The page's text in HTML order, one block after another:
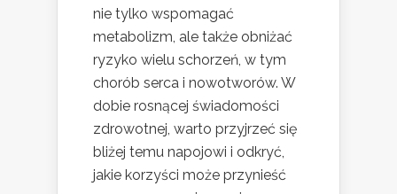
nie tylko wspomagać
metabolizm, ale także obniżać
ryzyko wielu schorzeń, w tym
chorób serca i nowotworów. W
dobie rosnącej świadomości
zdrowotnej, warto przyjrzeć się
bliżej temu napojowi i odkryć,
jakie korzyści może przynieść